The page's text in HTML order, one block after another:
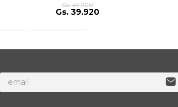
Gs. 49.900
Gs. 39.920